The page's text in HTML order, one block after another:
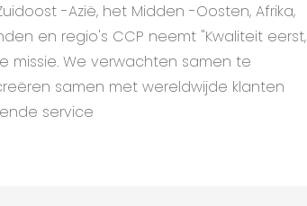
-Azië, het Midden -Oosten, Afrika,
en regio's CCP neemt "Kwaliteit eerst,
missie. We verwachten samen te
samen met wereldwijde klanten
service